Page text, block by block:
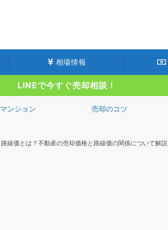
相場情報
LINEで今すぐ売却相談！
マンション 売却のコツ
路線価とは？不動産の売却価格と路線価の関係について解説